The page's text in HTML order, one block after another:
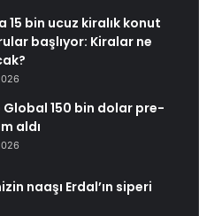
15 bin ucuz kiralık konut
başlıyor: Kiralar ne
150 bin dolar pre-
aldı
naaşı Erdal’ın siperi